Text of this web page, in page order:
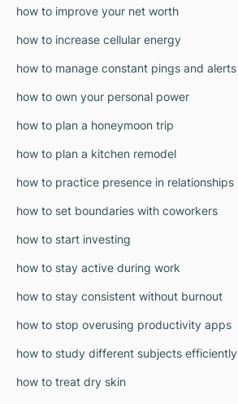
how to improve your net worth
how to increase cellular energy
how to manage constant pings and alerts
how to own your personal power
how to plan a honeymoon trip
how to plan a kitchen remodel
how to practice presence in relationships
how to set boundaries with coworkers
how to start investing
how to stay active during work
how to stay consistent without burnout
how to stop overusing productivity apps
how to study different subjects efficiently
how to treat dry skin